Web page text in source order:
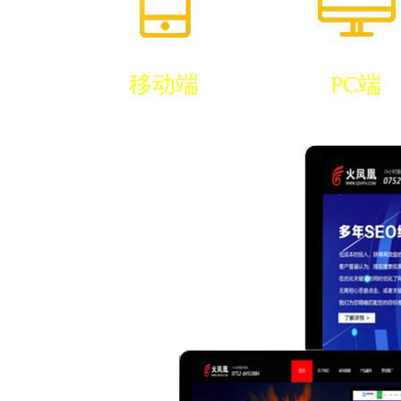
移动端 PC端